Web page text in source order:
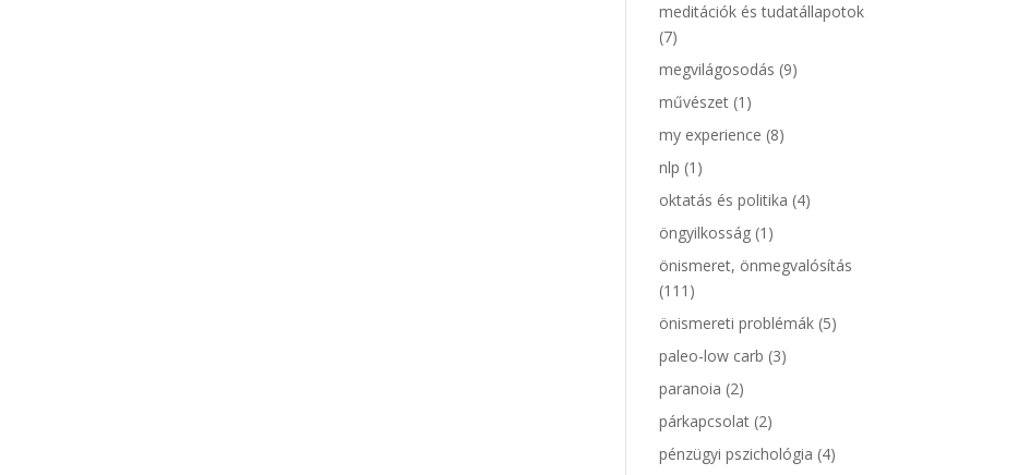
meditációk és tudatállapotok
(7)
megvilágosodás (9)
művészet (1)
my experience (8)
nlp (1)
oktatás és politika (4)
öngyilkosság (1)
önismeret, önmegvalósítás
(111)
önismereti problémák (5)
paleo-low carb (3)
paranoia (2)
párkapcsolat (2)
pénzügyi pszichológia (4)